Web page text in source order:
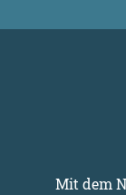
Mit dem